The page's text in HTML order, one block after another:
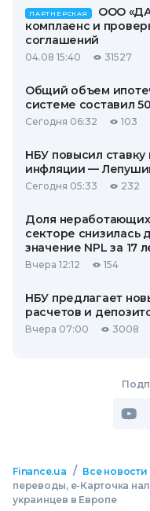
ПАРТНЕРСКАЯ
ООО
комплаенс и
соглашений
04.08 15:40 31527
Общий объем
системе составил
Сегодня 06:32 103
НБУ повысил ставку
инфляции —
Сегодня 05:33 232
Доля
секторе снизилась
значение NPL за 17
Вчера 12:12 154
НБУ предлагает
расчетов и
Вчера 07:00 3008
Finance.ua / Все новости
переводы, е-Карточка
украинцев в Европе